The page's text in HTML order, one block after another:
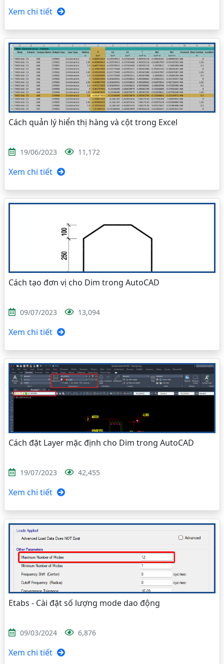
Xem chi tiết
Cách quản lý hiển thị hàng và cột trong Excel
19/06/2023 11,172
Xem chi tiết
Cách tạo đơn vị cho Dim trong AutoCAD
09/07/2023 13,094
Xem chi tiết
Cách đặt Layer mặc định cho Dim trong AutoCAD
19/07/2023 42,455
Xem chi tiết
Etabs - Cài đặt số lượng mode dao động
09/03/2024 6,876
Xem chi tiết